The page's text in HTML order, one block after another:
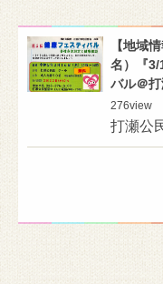
【地域
名）『3/
バル＠打
276view
打瀬公